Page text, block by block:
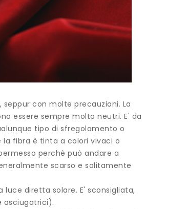
con molte precauzioni. La
essere sempre molto neutri. E' da
tipo di sfregolamento o
fibra è tinta a colori vivaci o
perchè può andare a
scarso e solitamente
luce diretta solare. E' sconsigliata,
asciugatrici).